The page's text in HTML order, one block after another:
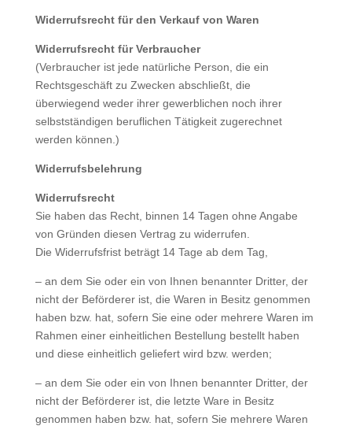
Widerrufsrecht für den Verkauf von Waren
Widerrufsrecht für Verbraucher
(Verbraucher ist jede natürliche Person, die ein
Rechtsgeschäft zu Zwecken abschließt, die
überwiegend weder ihrer gewerblichen noch ihrer
selbstständigen beruflichen Tätigkeit zugerechnet
werden können.)
Widerrufsbelehrung
Widerrufsrecht
Sie haben das Recht, binnen 14 Tagen ohne Angabe
von Gründen diesen Vertrag zu widerrufen.
Die Widerrufsfrist beträgt 14 Tage ab dem Tag,
– an dem Sie oder ein von Ihnen benannter Dritter, der
nicht der Beförderer ist, die Waren in Besitz genommen
haben bzw. hat, sofern Sie eine oder mehrere Waren im
Rahmen einer einheitlichen Bestellung bestellt haben
und diese einheitlich geliefert wird bzw. werden;
– an dem Sie oder ein von Ihnen benannter Dritter, der
nicht der Beförderer ist, die letzte Ware in Besitz
genommen haben bzw. hat, sofern Sie mehrere Waren